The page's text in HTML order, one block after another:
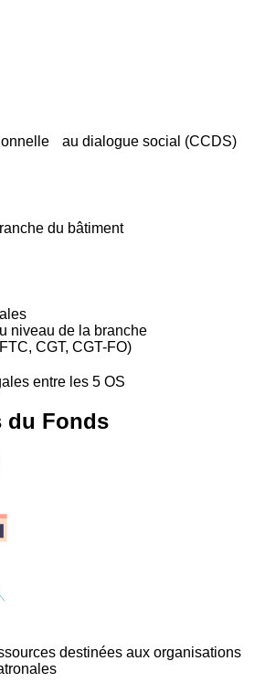
au dialogue social (CCDS)
du bâtiment
niveau de la branche
CGT, CGT-FO)
entre les 5 OS
du Fonds
destinées aux organisations